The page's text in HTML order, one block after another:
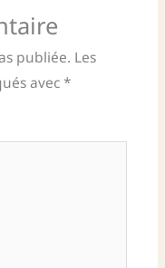
publiée. Les
avec*